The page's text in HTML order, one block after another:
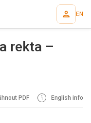
EN
rekta –
PDF English info